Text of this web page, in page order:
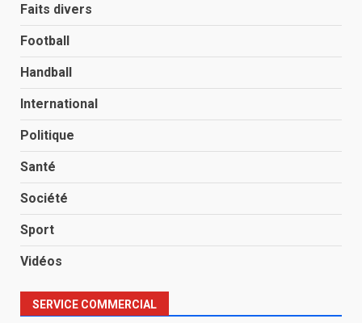
Faits divers
Football
Handball
International
Politique
Santé
Société
Sport
Vidéos
SERVICE COMMERCIAL